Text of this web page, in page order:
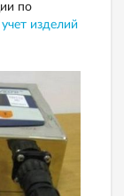
по
учет изделий